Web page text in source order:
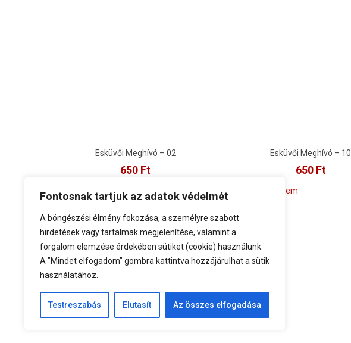
Fontosnak tartjuk az adatok védelmét
A böngészési élmény fokozása, a személyre szabott
hirdetések vagy tartalmak megjelenítése, valamint a
forgalom elemzése érdekében sütiket (cookie) használunk.
A "Mindet elfogadom" gombra kattintva hozzájárulhat a sütik
használatához.
Testreszabás Elutasít Az összes elfogadása
Esküvői Meghívó – 02
650 Ft
Kosárba teszem
Esküvői Meghívó – 10
650 Ft
Kosárba teszem